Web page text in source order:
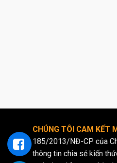
CHÚNG TÔI CAM KẾT
185/2013/NĐ-CP của
thông tin chia sẻ kiến